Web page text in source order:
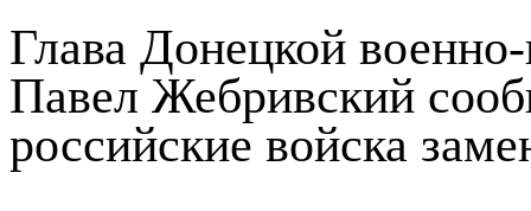
Глава Донецкой
Павел Жебривский
российские войска